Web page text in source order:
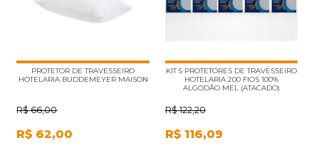
PROTETOR DE TRAVESSEIRO
HOTELARIA BUDDEMEYER MAISON
R$ 66,00
R$ 62,00
KIT 5 PROTETORES DE TRAVESSEIRO
HOTELARIA 200 FIOS 100%
ALGODÃO MEL (ATACADO)
R$ 122,20
R$ 116,09